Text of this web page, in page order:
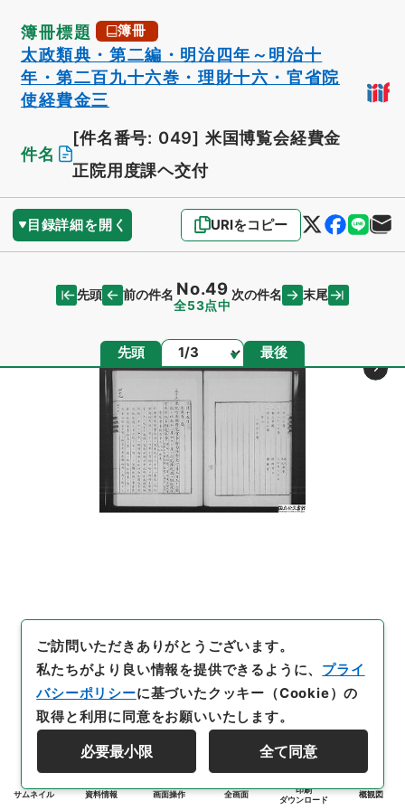
簿冊標題 簿冊
太政類典・第二編・明治四年～明治十
年・第二百九十六巻・理財十六・官省院
使経費金三
件名
[件名番号: 049] 米国博覧会経費金
正院用度課ヘ交付
目録詳細を開く URIをコピー
先頭 前の件名 No.49
全53点中
次の件名 末尾
先頭 ページ 最後
サムネイル 資料情報 画面操作 全画面
印刷
ダウンロード
概観図
ご訪問いただきありがとうございます。
私たちがより良い情報を提供できるように、 プライ
バシーポリシーに基づいたクッキー（Cookie）の
取得と利用に同意をお願いいたします。
必要最小限 全て同意